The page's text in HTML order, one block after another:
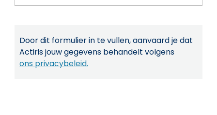
Door dit formulier in te vullen, aanvaard je dat
Actiris jouw gegevens behandelt volgens
ons privacybeleid.